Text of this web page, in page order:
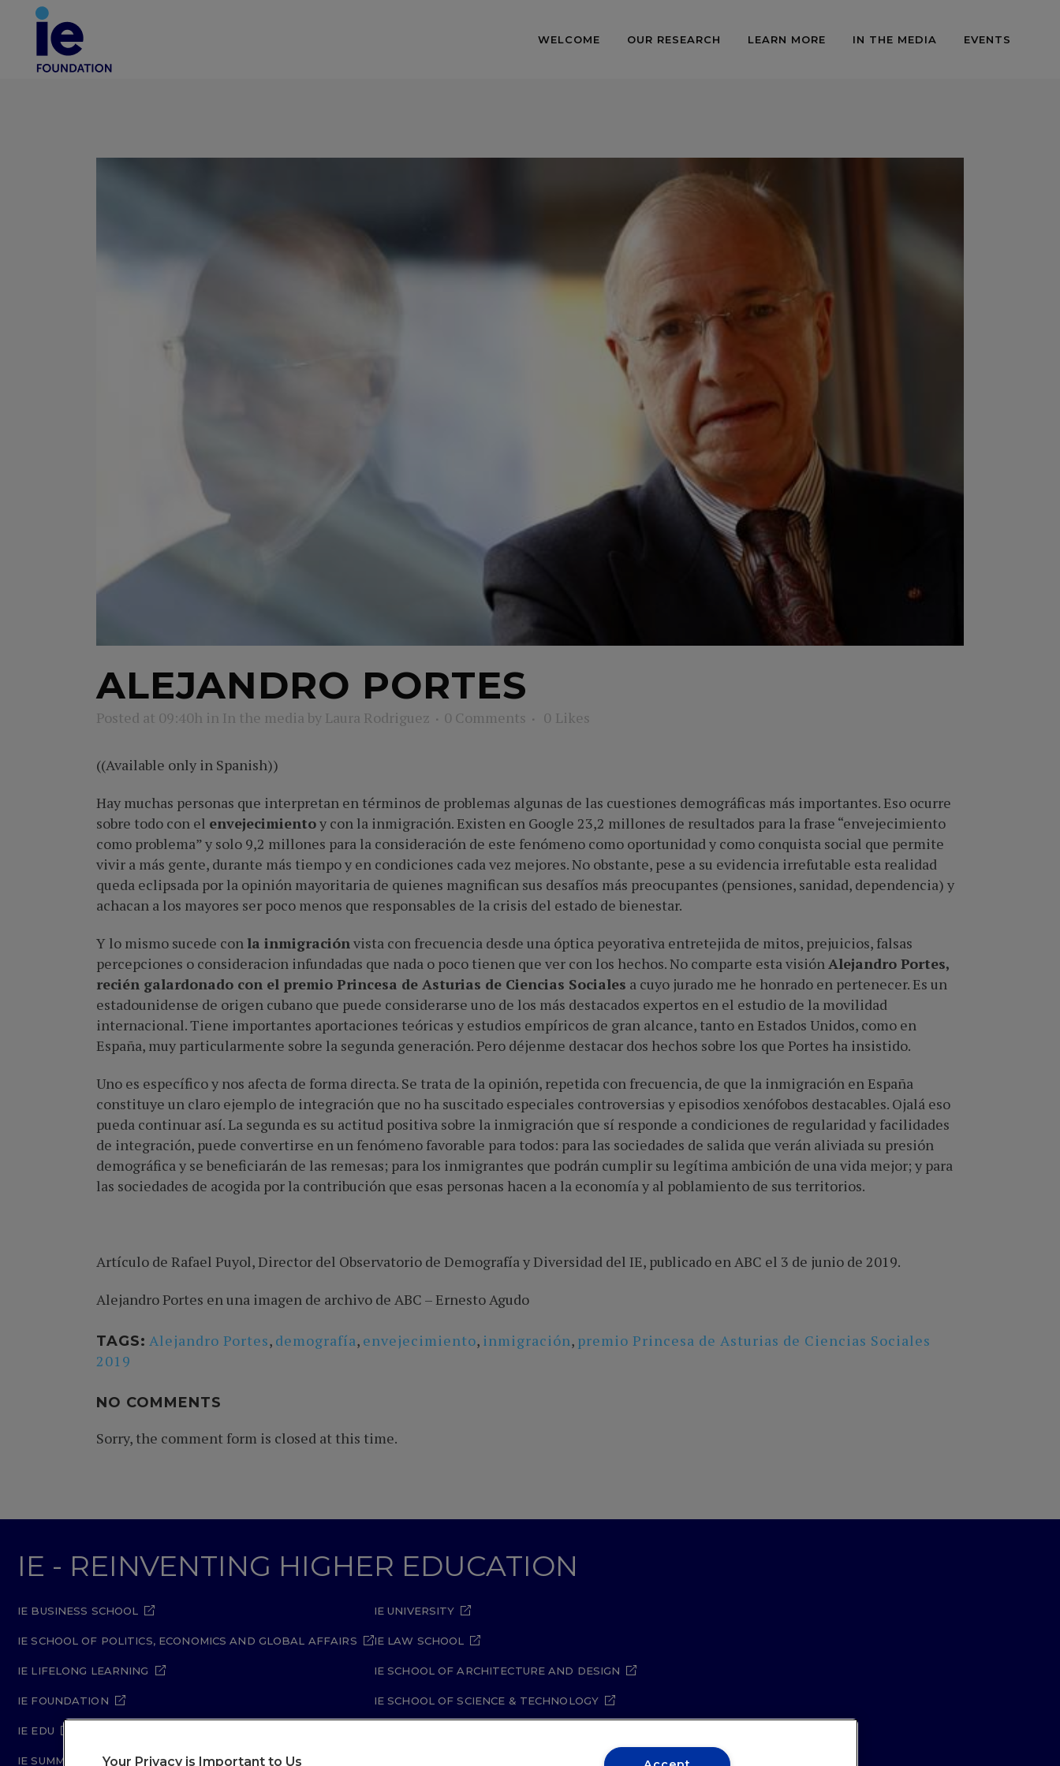
WELCOME OUR RESEARCH LEARN MORE IN THE MEDIA EVENTS
ALEJANDRO PORTES
Posted at 09:40h in In the media by Laura Rodriguez 0 Comments 0 Likes
((Available only in Spanish))
Hay muchas personas que interpretan en términos de problemas algunas de las cuestiones demográficas más importantes. Eso ocurre
sobre todo con el envejecimientoy con la inmigración. Existen en Google 23,2 millones de resultados para la frase “envejecimiento
como problema” y solo 9,2 millones para la consideración de este fenómeno como oportunidad y como conquista social que permite
vivir a más gente, durante más tiempo y en condiciones cada vez mejores. No obstante, pese a su evidencia irrefutable esta realidad
queda eclipsada por la opinión mayoritaria de quienes magnifican sus desafíos más preocupantes (pensiones, sanidad, dependencia) y
achacan a los mayores ser poco menos que responsables de la crisis del estado de bienestar.
Y lo mismo sucede con la inmigraciónvista con frecuencia desde una óptica peyorativa entretejida de mitos, prejuicios, falsas
percepciones o consideracion infundadas que nada o poco tienen que ver con los hechos. No comparte esta visiónAlejandro Portes,
recién galardonado con el premio Princesa de Asturias de Ciencias Sociales a cuyo jurado me he honrado en pertenecer. Es un
estadounidense de origen cubano que puede considerarse uno de los más destacados expertos en el estudio de la movilidad
internacional. Tiene importantes aportaciones teóricas y estudios empíricos de gran alcance, tanto en Estados Unidos, como en
España, muy particularmente sobre la segunda generación. Pero déjenme destacar dos hechos sobre los que Portes ha insistido.
Uno es específico y nos afecta de forma directa. Se trata de la opinión, repetida con frecuencia, de que la inmigración en España
constituye un claro ejemplo de integración que no ha suscitado especiales controversias y episodios xenófobos destacables. Ojalá eso
pueda continuar así. La segunda es su actitud positiva sobre la inmigración que sí responde a condiciones de regularidad y facilidades
de integración, puede convertirse en un fenómeno favorable para todos: para las sociedades de salida que verán aliviada su presión
demográfica y se beneficiarán de las remesas; para los inmigrantes que podrán cumplir su legítima ambición de una vida mejor; y para
las sociedades de acogida por la contribución que esas personas hacen a la economía y al poblamiento de sus territorios.
Artículo de Rafael Puyol, Director del Observatorio de Demografía y Diversidad del IE, publicado en ABC el 3 de junio de 2019.
Alejandro Portes en una imagen de archivo de ABC –Ernesto Agudo
TAGS: Alejandro Portes, demografía, envejecimiento, inmigración, premio Princesa de Asturias de Ciencias Sociales
2019
NO COMMENTS
Sorry, the comment form is closed at this time.
IE - REINVENTING HIGHER EDUCATION
IE BUSINESS SCHOOL
IE SCHOOL OF POLITICS, ECONOMICS AND GLOBAL AFFAIRS
IE LIFELONG LEARNING
IE FOUNDATION
IE EDU
IE SUMMER SCHOOL
IE UNIVERSITY
IE LAW SCHOOL
IE SCHOOL OF ARCHITECTURE AND DESIGN
IE SCHOOL OF SCIENCE & TECHNOLOGY
Your Privacy is Important to Us